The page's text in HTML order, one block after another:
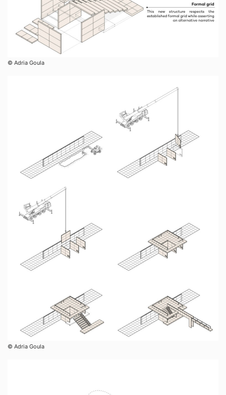
© Adria Goula
© Adria Goula